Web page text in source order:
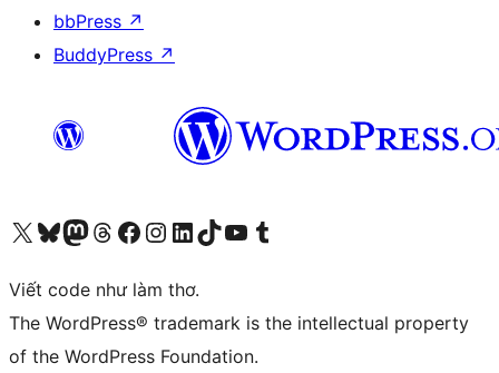
bbPress ↗
BuddyPress ↗
Truy cập tài khoản X (trước đây là Twitter) của chúng tôiVisit our Bluesky account
Visit our Mastodon account
Visit our Threads account
Xem trang Facebook của chúng tôiTruy cập tài khoản Instagram của chúng tôiTruy cập tài khoản LinkedIn của chúng tôiVisit our TikTok account
Truy cập kênh YouTube của chúng tôi Visit our Tumblr account
Viết code như làm thơ.
The WordPress® trademark is the intellectual property
of the WordPress Foundation.